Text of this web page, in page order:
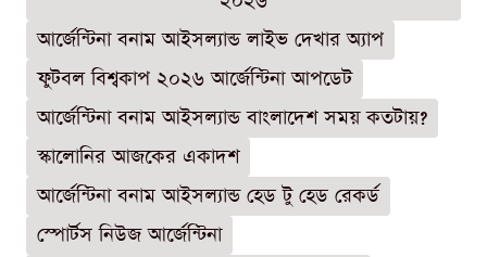
আর্জেন্টিনা বনাম আইসল্যান্ড লাইভ দেখার অ্যাপ
ফুটবল বিশ্বকাপ ২০২৬ আর্জেন্টিনা আপডেট
আর্জেন্টিনা বনাম আইসল্যান্ড বাংলাদেশ সময় কতটায়?
স্কালোনির আজকের একাদশ
আর্জেন্টিনা বনাম আইসল্যান্ড হেড টু হেড রেকর্ড
স্পোর্টস নিউজ আর্জেন্টিনা